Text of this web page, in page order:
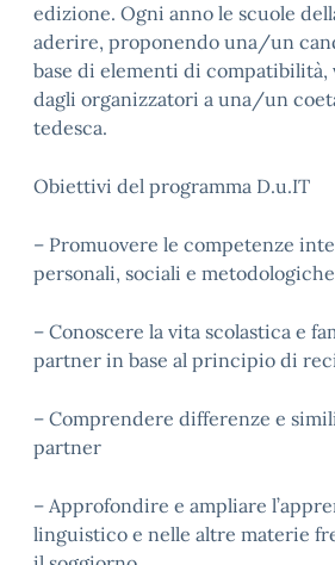
edizione. Ogni anno le scuole
aderire, proponendo una/un
base di elementi di compatibilità,
dagli organizzatori a una/un
tedesca.
Obiettivi del programma D.u.IT
– Promuovere le competenze
personali, sociali e metodologiche
– Conoscere la vita scolastica e
partner in base al principio di
– Comprendere differenze e
partner
– Approfondire e ampliare
linguistico e nelle altre materie